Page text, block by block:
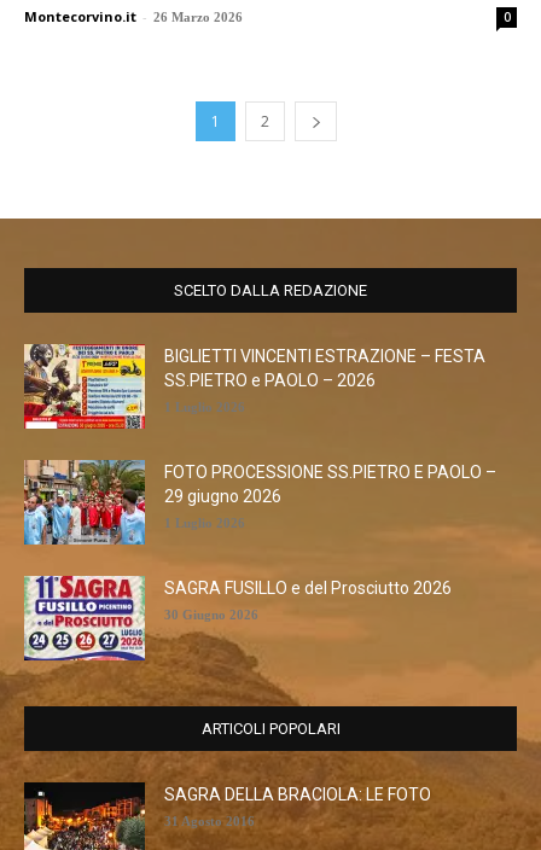
Montecorvino.it - 26 Marzo 2026 0
1 2
SCELTO DALLA REDAZIONE
BIGLIETTI VINCENTI ESTRAZIONE – FESTA
SS.PIETRO e PAOLO – 2026
1 Luglio 2026
FOTO PROCESSIONE SS.PIETRO E PAOLO –
29 giugno 2026
1 Luglio 2026
SAGRA FUSILLO e del Prosciutto 2026
30 Giugno 2026
ARTICOLI POPOLARI
SAGRA DELLA BRACIOLA: LE FOTO
31 Agosto 2016